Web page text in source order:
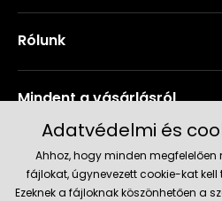
Rólunk
Mindent a vásárlásról
Szerviz és támogatás
Adatvédelmi és
Ahhoz, hogy minden
fájlokat, úgynevezett cookie-kat
Ezeknek a fájloknak köszönhetően a